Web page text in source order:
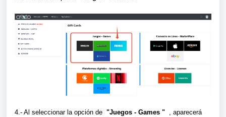
4.- Al seleccionar la opción de "Juegos - Games " , aparecerá